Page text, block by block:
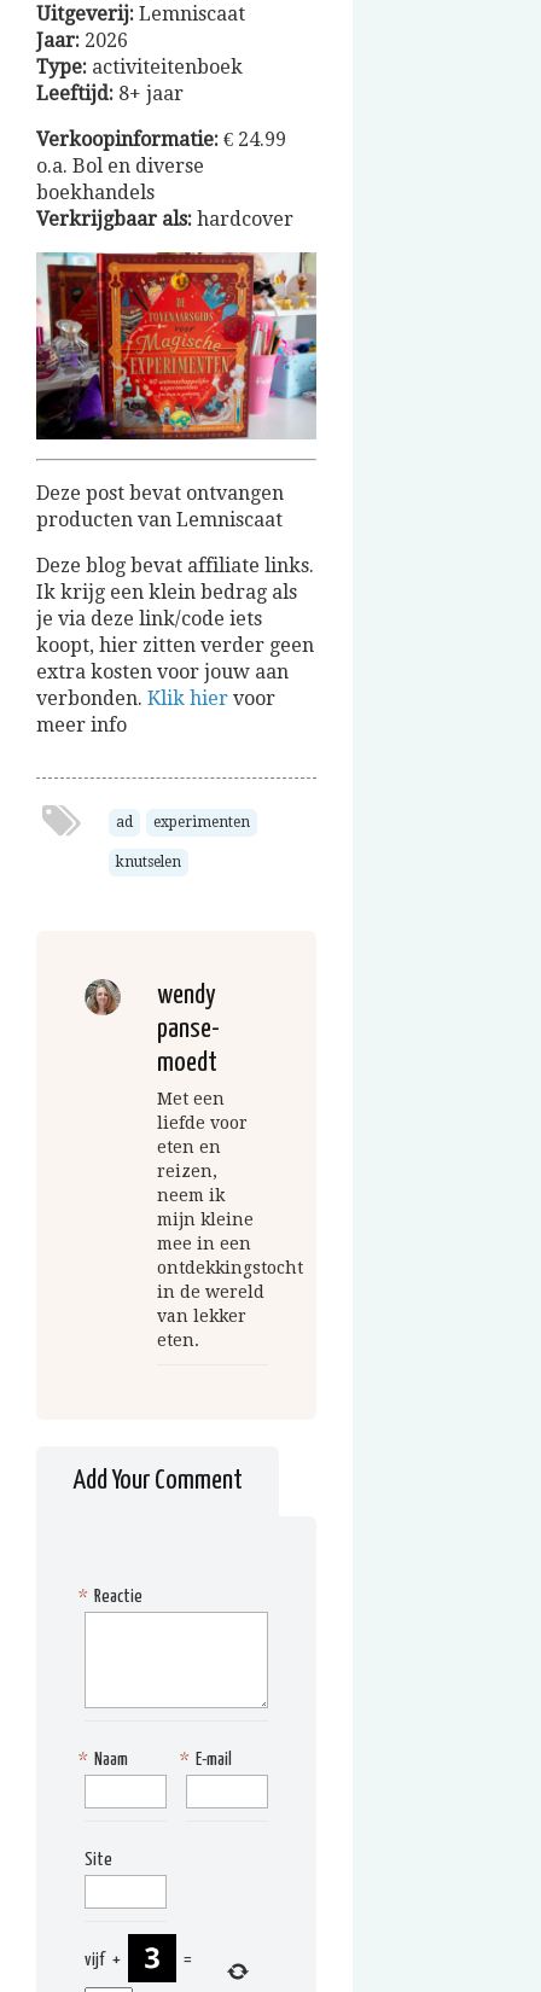
Uitgeverij: Lemniscaat
Jaar: 2026
Type: activiteitenboek
Leeftijd: 8+ jaar
Verkoopinformatie: € 24.99
o.a. Bol en diverse
boekhandels
Verkrijgbaar als: hardcover
Deze post bevat ontvangen
producten van Lemniscaat
Deze blog bevat affiliate links.
Ik krijg een klein bedrag als
je via deze link/code iets
koopt, hier zitten verder geen
extra kosten voor jouw aan
verbonden. Klik hier voor
meer info
ad experimenten
knutselen
wendy
panse-
moedt
Met een
liefde voor
eten en
reizen,
neem ik
mijn kleine
mee in een
ontdekkingstocht
in de wereld
van lekker
eten.
Add Your Comment
Reactie
*
Naam
* E-mail
*
Site
vijf + =